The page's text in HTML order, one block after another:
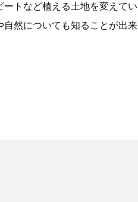
トなど植える土地を変えてい
然についても知ることが出来